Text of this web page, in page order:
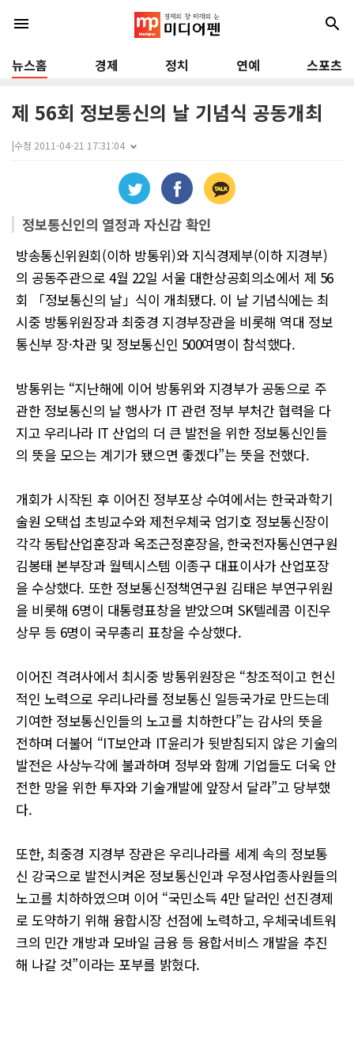
menu search
뉴스홈 경제 정치 연예 스포츠
제 56회 정보통신의 날 기념식 공동개최
|수정 2011-04-21 17:31:04
정보통신인의 열정과 자신감 확인
방송통신위원회(이하 방통위)와 지식경제부(이하 지경부)
의 공동주관으로 4월 22일 서울 대한상공회의소에서 제 56
회 「정보통신의 날」식이 개최됐다. 이 날 기념식에는 최
시중 방통위원장과 최중경 지경부장관을 비롯해 역대 정보
통신부 장·차관 및 정보통신인 500여명이 참석했다.
방통위는 “지난해에 이어 방통위와 지경부가 공동으로 주
관한 정보통신의 날 행사가 IT 관련 정부 부처간 협력을 다
지고 우리나라 IT 산업의 더 큰 발전을 위한 정보통신인들
의 뜻을 모으는 계기가 됐으면 좋겠다”는 뜻을 전했다.
개회가 시작된 후 이어진 정부포상 수여에서는 한국과학기
술원 오택섭 초빙교수와 제천우체국 엄기호 정보통신장이
각각 동탑산업훈장과 옥조근정훈장을, 한국전자통신연구원
김봉태 본부장과 월텍시스템 이종구 대표이사가 산업포장
을 수상했다. 또한 정보통신정책연구원 김태은 부연구위원
을 비롯해 6명이 대통령표창을 받았으며 SK텔레콤 이진우
상무 등 6명이 국무총리 표창을 수상했다.
이어진 격려사에서 최시중 방통위원장은 “창조적이고 헌신
적인 노력으로 우리나라를 정보통신 일등국가로 만드는데
기여한 정보통신인들의 노고를 치하한다”는 감사의 뜻을
전하며 더불어 “IT보안과 IT윤리가 뒷받침되지 않은 기술의
발전은 사상누각에 불과하며 정부와 함께 기업들도 더욱 안
전한 망을 위한 투자와 기술개발에 앞장서 달라”고 당부했
다.
또한, 최중경 지경부 장관은 우리나라를 세계 속의 정보통
신 강국으로 발전시켜온 정보통신인과 우정사업종사원들의
노고를 치하하였으며 이어 “국민소득 4만 달러인 선진경제
로 도약하기 위해 융합시장 선점에 노력하고, 우체국네트워
크의 민간 개방과 모바일 금융 등 융합서비스 개발을 추진
해 나갈 것”이라는 포부를 밝혔다.